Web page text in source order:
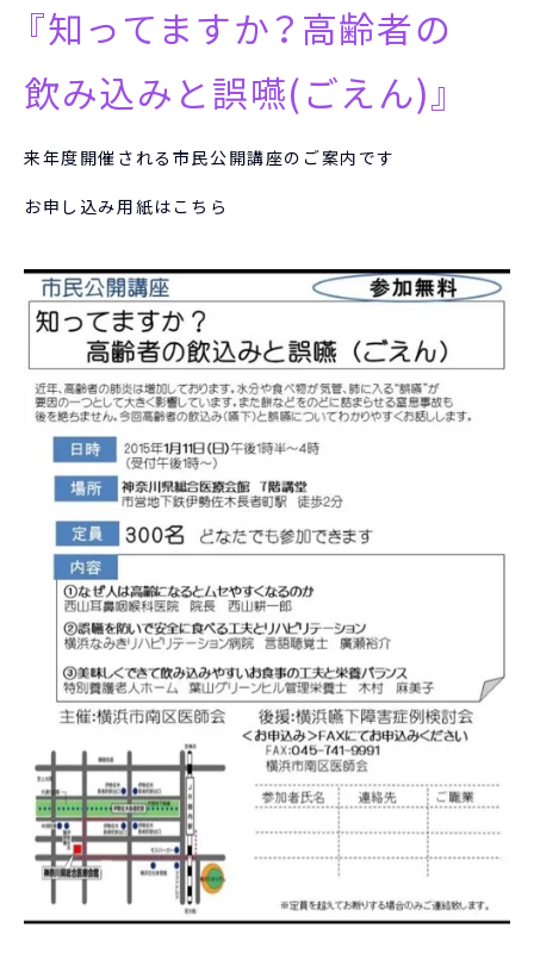
『知ってますか？高齢者の
飲み込みと誤嚥(ごえん)』
来年度開催される市民公開講座のご案内です
お申し込み用紙はこちら